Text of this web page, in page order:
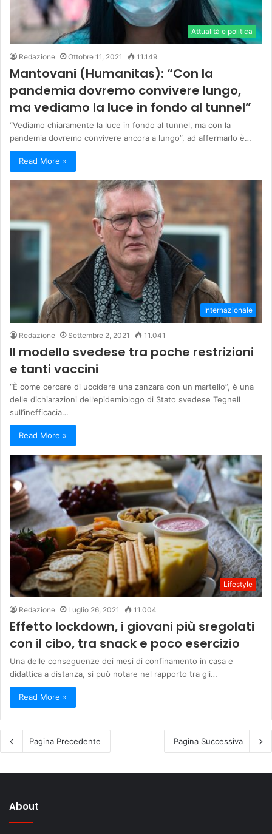
Attualità e politica
Redazione Ottobre 11, 2021 11.149
Mantovani (Humanitas): “Con la
pandemia dovremo convivere lungo,
ma vediamo la luce in fondo al tunnel”
“Vediamo chiaramente la luce in fondo al tunnel, ma con la
pandemia dovremo convivere ancora a lungo”, ad affermarlo è…
Read More »
Internazionale
Redazione Settembre 2, 2021 11.041
Il modello svedese tra poche restrizioni
e tanti vaccini
“È come cercare di uccidere una zanzara con un martello”, è una
delle dichiarazioni dell’epidemiologo di Stato svedese Tegnell
sull’inefficacia…
Read More »
Lifestyle
Redazione Luglio 26, 2021 11.004
Effetto lockdown, i giovani più sregolati
con il cibo, tra snack e poco esercizio
Una delle conseguenze dei mesi di confinamento in casa e
didattica a distanza, si può notare nel rapporto tra gli…
Read More »
Pagina Precedente Pagina Successiva
About